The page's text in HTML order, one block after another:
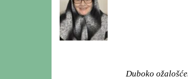
Duboko